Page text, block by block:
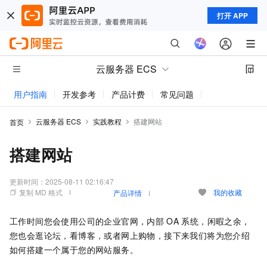
打开 APP
云服务器 ECS
用户指南 开发参考 产品计费 常见问题
首页 云服务器 ECS 实践教程 搭建网站
搭建网站
更新时间： 2025-08-11 02:16:47
复制 MD 格式
产品详情 我的收藏
工作时间您会使用公司的企业官网，内部 OA 系统，闲暇之余，
您也会逛论坛，看博客，或者网上购物，接下来我们将为您介绍
如何搭建一个属于您的网站服务。